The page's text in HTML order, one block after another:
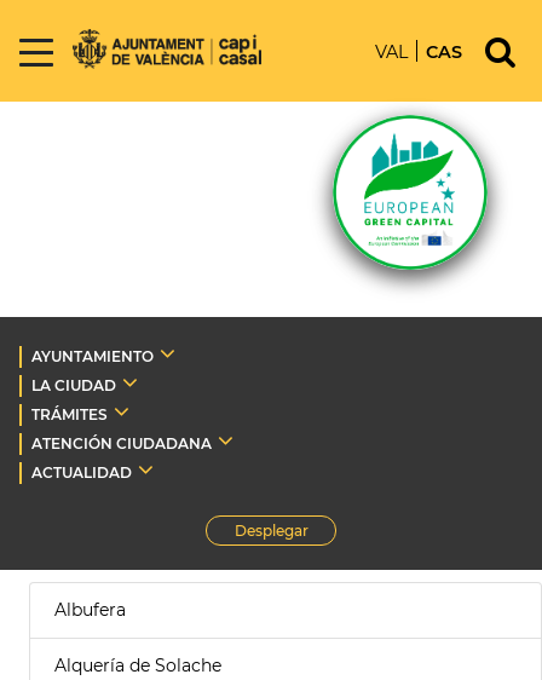
VAL CAS
AYUNTAMIENTO
LA CIUDAD
TRÁMITES
ATENCIÓN CIUDADANA
ACTUALIDAD
Desplegar
Albufera
Alquería de Solache